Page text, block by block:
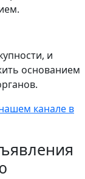
и
основанием
канале в